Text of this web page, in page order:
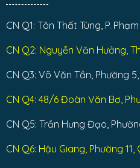
CN Q1: Tôn Thất Tùng, P.
CN Q2: Nguyễn Văn Hưởng,
CN Q3: Võ Văn Tần, Phường
CN Q4: 48/6 Đoàn Văn Bơ,
CN Q5: Trần Hưng Đạo,
CN Q6: Hậu Giang, Phường 11,